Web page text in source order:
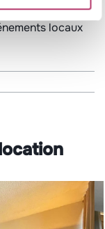
locaux